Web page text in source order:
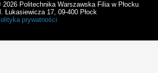
2026 Politechnika Warszawska Filia w Płocku
Łukasiewicza 17, 09-400 Płock
prywatności